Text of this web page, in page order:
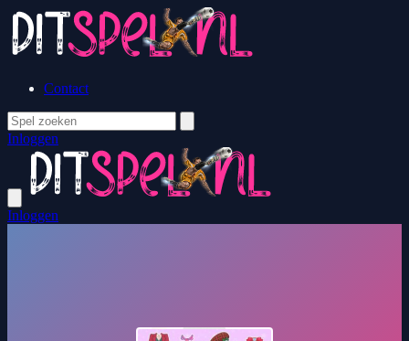
Contact
Inloggen
Inloggen